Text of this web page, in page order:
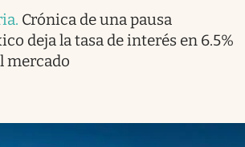
. Crónica de una pausa
deja la tasa de interés en 6.5%
mercado